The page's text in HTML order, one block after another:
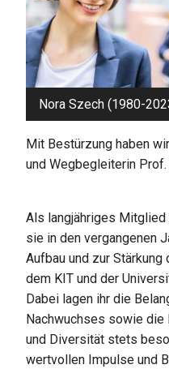
Nora Szech (1980-
Mit Bestürzung haben
und Wegbegleiterin Prof.
Als langjähriges
sie in den vergangenen
Aufbau und zur
dem KIT und der
Dabei lagen ihr die
Nachwuchses sowie die
und Diversität stets
wertvollen Impulse und